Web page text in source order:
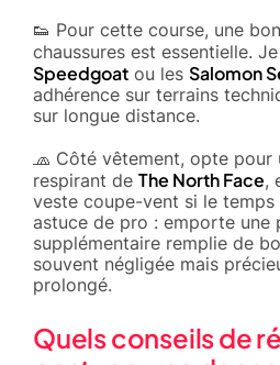
👟 Pour cette course, une
chaussures est essentielle.
Speedgoat ou les Salomon
adhérence sur terrains
sur longue distance.
🧢 Côté vêtement, opte
respirant de The North Face,
veste coupe-vent si le
astuce de pro : emporte une
supplémentaire remplie de
souvent négligée mais
prolongé.
Quels conseils de